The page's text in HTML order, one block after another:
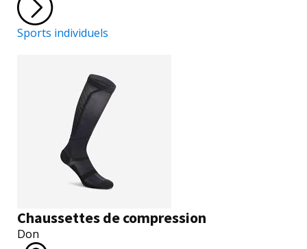
Sports individuels
Chaussettes de compression
Don